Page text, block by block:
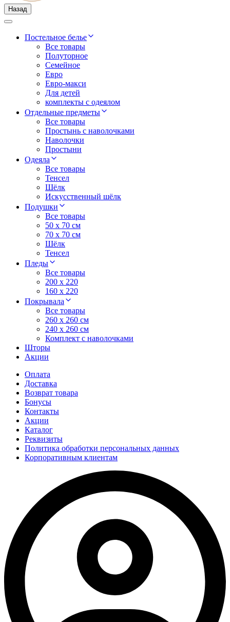
Назад
Постельное белье
Все товары
Полуторное
Семейное
Евро
Евро-макси
Для детей
комплекты с одеялом
Отдельные предметы
Все товары
Простынь с наволочками
Наволочки
Простыни
Одеяла
Все товары
Тенсел
Шёлк
Искусственный шёлк
Подушки
Все товары
50 x 70 см
70 x 70 см
Шёлк
Тенсел
Пледы
Все товары
200 х 220
160 х 220
Покрывала
Все товары
260 x 260 см
240 х 260 см
Комплект с наволочками
Шторы
Акции
Оплата
Доставка
Возврат товара
Бонусы
Контакты
Акции
Каталог
Реквизиты
Политика обработки персональных данных
Корпоративным клиентам